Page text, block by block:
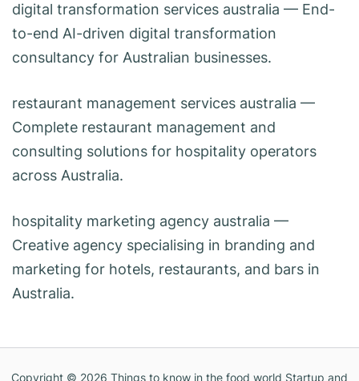
digital transformation services australia — End-
to-end AI-driven digital transformation
consultancy for Australian businesses.
restaurant management services australia —
Complete restaurant management and
consulting solutions for hospitality operators
across Australia.
hospitality marketing agency australia —
Creative agency specialising in branding and
marketing for hotels, restaurants, and bars in
Australia.
Copyright © 2026 Things to know in the food world Startup and